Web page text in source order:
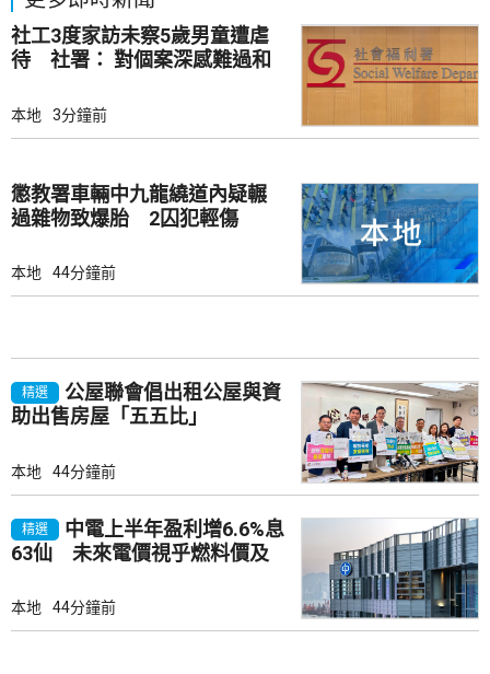
社工3度家訪未察5歲男童遭虐
待 社署： 對個案深感難過和
本地 3分鐘前
懲教署車輛中九龍繞道內疑輾
過雜物致爆胎 2囚犯輕傷
本地 44分鐘前
精選
公屋聯會倡出租公屋與資
助出售房屋「五五比」
本地 44分鐘前
精選
中電上半年盈利增6.6%息
63仙 未來電價視乎燃料價及
本地 44分鐘前